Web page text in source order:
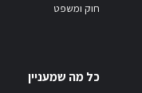
חוק ומשפט
כל מה שמעניין